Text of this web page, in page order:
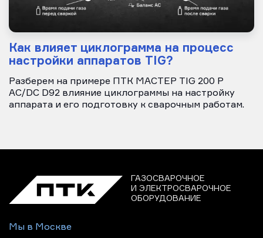
Как влияет циклограмма на процесс
настройки аппаратов TIG?
Разберем на примере ПТК МАСТЕР TIG 200 P
AC/DC D92 влияние циклограммы на настройку
аппарата и его подготовку к сварочным работам.
ГАЗОСВАРОЧНОЕ
И ЭЛЕКТРОСВАРОЧНОЕ
ОБОРУДОВАНИЕ
Мы в Москве